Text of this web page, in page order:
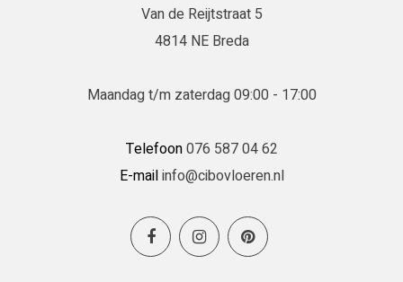
Van de Reijtstraat 5
4814 NE Breda
Maandag t/m zaterdag 09:00 - 17:00
Telefoon076 587 04 62
E-mailinfo@cibovloeren.nl